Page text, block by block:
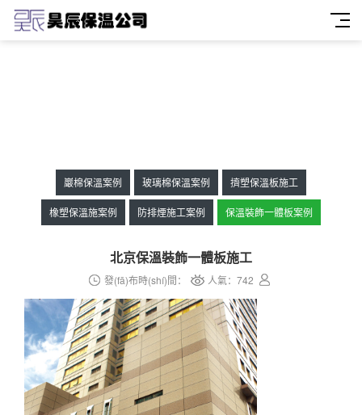
巖棉保溫案例 玻璃棉保溫案例 擠塑保溫板施工
橡塑保溫施案例 防排煙施工案例 保溫裝飾一體板案例
北京保溫裝飾一體板施工
發(fā)布時(shí)間： 人氣： 742